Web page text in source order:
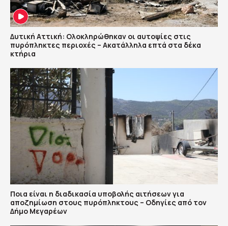
Δυτική Αττική: Ολοκληρώθηκαν οι αυτοψίες στις
πυρόπληκτες περιοχές – Ακατάλληλα επτά στα δέκα
κτήρια
Ποια είναι η διαδικασία υποβολής αιτήσεων για
αποζημίωση στους πυρόπληκτους – Οδηγίες από τον
Δήμο Μεγαρέων